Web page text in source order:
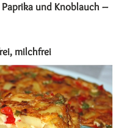
und Knoblauch –
milchfrei